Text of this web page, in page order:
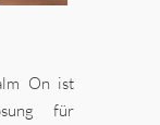
On ist
für